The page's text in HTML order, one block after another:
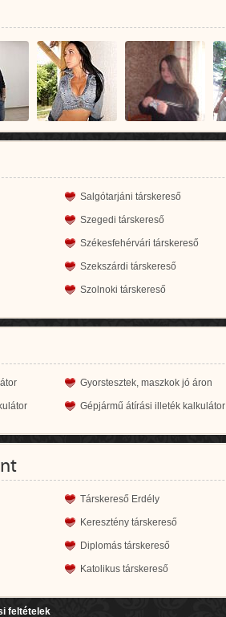
Salgótarjáni társkereső
Szegedi társkereső
Székesfehérvári társkereső
Szekszárdi társkereső
Szolnoki társkereső
Gyorstesztek, maszkok jó áron
Gépjármű átírási illeték kalkulátor
Társkereső Erdély
Keresztény társkereső
Diplomás társkereső
Katolikus társkereső
feltételek